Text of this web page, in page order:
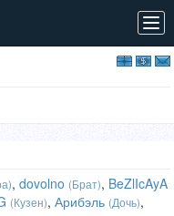
, dovolno (Брат), BeZlIcAyA
(Кузен), Арибэль (Дочь),